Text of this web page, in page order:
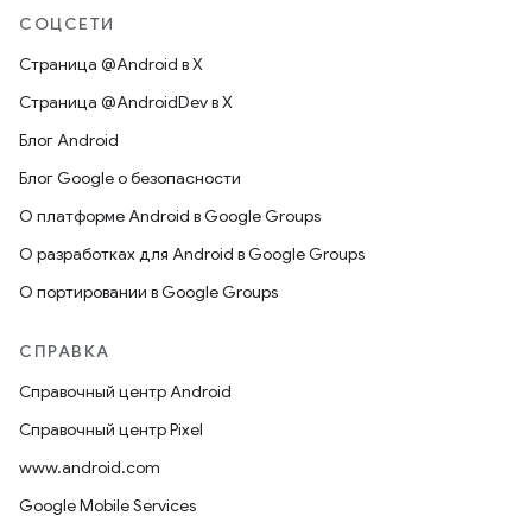
СОЦСЕТИ
Страница @Android в X
Страница @AndroidDev в X
Блог Android
Блог Google о безопасности
О платформе Android в Google Groups
О разработках для Android в Google Groups
О портировании в Google Groups
СПРАВКА
Справочный центр Android
Справочный центр Pixel
www.android.com
Google Mobile Services